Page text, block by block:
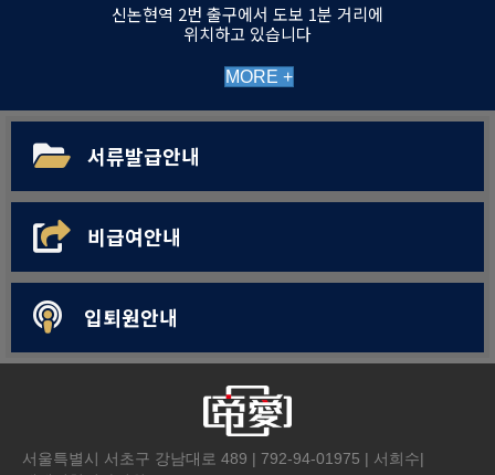
신논현역 2번 출구에서 도보 1분 거리에
위치하고 있습니다
MORE +
서류발급안내
비급여안내
입퇴원안내
서울특별시 서초구 강남대로 489 | 792-94-01975 | 서희수|